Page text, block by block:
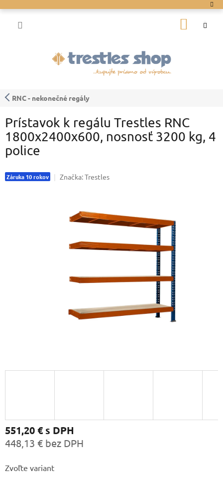
na
RNC - nekonečné regály
Prístavok k regálu Trestles RNC
1800x2400x600, nosnosť 3200 kg, 4
police
Záruka 10 rokov Značka:Trestles
551,20 €s DPH
448,13 € bez DPH
cena:
Zvoľte variant